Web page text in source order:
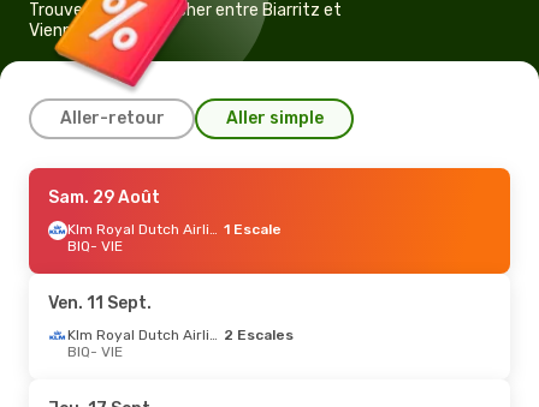
Trouvez un vol pas cher entre Biarritz et
Vienne
Aller-retour Aller simple
Mer. 2 Sept.- Sam. 5 Sept.
Klm Royal Dutch Airlines
2 Escales
Austrian Airlines2 Escales
VIE- BIQ
Lun. 14 Sept.
2 Escales
Sam. 29 Août
Klm Royal Dutch Airlines 1 Escale
BIQ- VIE
Ven. 11 Sept.
Klm Royal Dutch Airlines 2 Escales
BIQ- VIE